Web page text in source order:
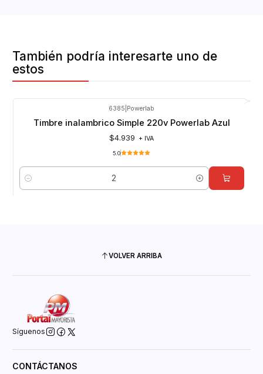
También podría interesarte uno de
estos
6385 Powerlab
Timbre inalambrico Simple 220v Powerlab Azul
$4.939 + IVA
5.0
Cantidad
VOLVER ARRIBA
Síguenos
CONTÁCTANOS